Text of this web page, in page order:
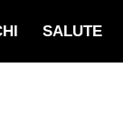
SALUTE